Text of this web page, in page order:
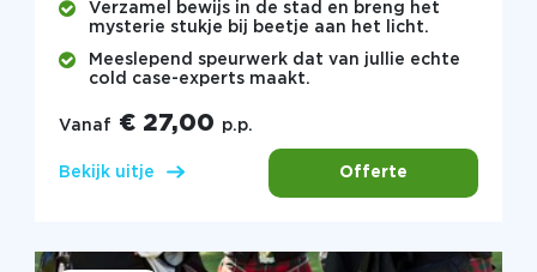
Verzamel bewijs in de stad en breng het
mysterie stukje bij beetje aan het licht.
Meeslepend speurwerk dat van jullie echte
cold case-experts maakt.
Vanaf € 27,00 p.p.
Bekijk uitje Offerte